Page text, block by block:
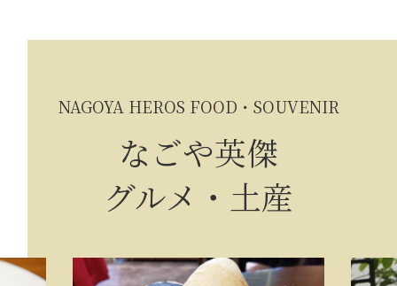
NAGOYA HEROS FOOD・SOUVENIR
なごや英傑
グルメ・土産